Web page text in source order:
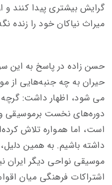
گرایش بیشتری پیدا کنند و
میراث نیاکان خود را زنده
حسن زاده در پاسخ به این
حیران به چه جنبه‌هایی از
می شود، اظهار داشت:
دوره‌های نخست برموسیقی
است، اما همواره تلاش
داشته باشیم. به همین
موسیقی نواحی دیگر ایران
اشتراکات فرهنگی میان